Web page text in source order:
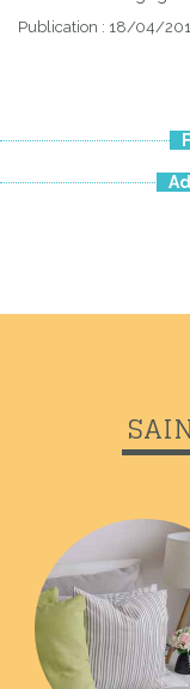
Publication : 18/04/